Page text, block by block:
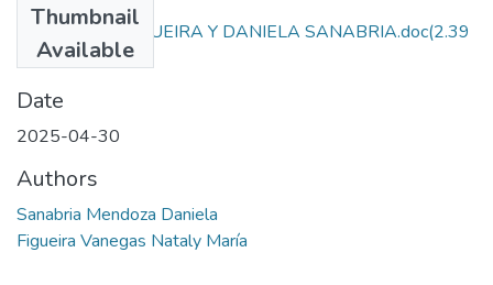
Thumbnail
Available
M.O. NATALY FIGUEIRA Y DANIELA SANABRIA.doc(2.39
MB)
Date
2025-04-30
Authors
Sanabria Mendoza Daniela
Figueira Vanegas Nataly María